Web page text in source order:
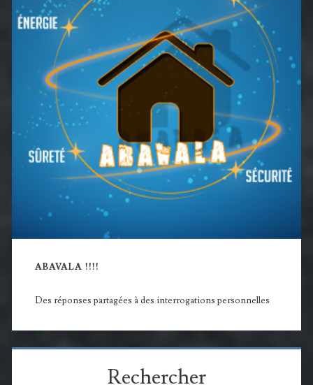
principale
ABAVALA !!!!
Des réponses partagées à des interrogations personnelles
Rechercher